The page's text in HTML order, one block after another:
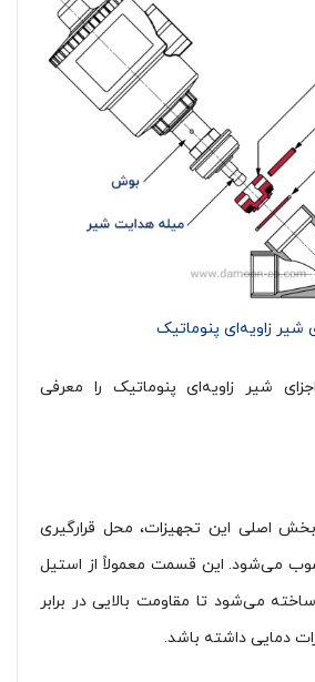
شیر زاویه‌ای پنوماتیک
شیر زاویه‌ای پنوماتیک را معرفی
اصلی این تجهیزات، محل قرارگیری
می‌شود. این قسمت معمولاً از استیل
می‌شود تا مقاومت بالایی در برابر
دمایی داشته باشد.